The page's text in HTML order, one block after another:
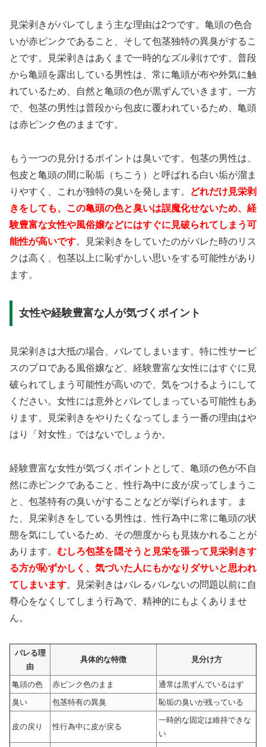
見栄剥きがバレてしまう主な理由は2つです。亀頭の色合
いが赤ピンクであること、そして包茎独特の異臭がするこ
とです。見栄剥きはあくまで一時的なズル剥けです。普段
から亀頭を露出している男性は、常に亀頭が布や外気に触
れているため、自然と亀頭の色が黒ずんでいきます。一方
で、包茎の男性は普段から包皮に覆われているため、亀頭
は赤ピンク色のままです。
もう一つの見分けるポイントは臭いです。包茎の男性は、
包皮と亀頭の間に恥垢（ちこう）と呼ばれる白い垢が溜ま
りやすく、これが独特の臭いを発します。
どれだけ見栄剥
きをしても、この亀頭の色と臭いは誤魔化せないため、経
験豊富な女性や風俗嬢などにはすぐに見破られてしまう可
能性が高いです。見栄剥きをしていたのがバレた時のリス
クは高く、包茎以上に恥ずかしい思いをする可能性があり
ます。
女性や経験豊富な人が気づくポイント
見栄剥きは大抵の場合、バレてしまいます。特に性サービ
スのプロである風俗嬢など、経験豊富な女性にはすぐに見
破られてしまう可能性が高いので、気をつけるようにして
ください。女性には意外とバレてしまっている可能性もあ
ります。見栄剥きをやりたくなってしまう一番の理由はや
はり「対女性」ではないでしょうか。
経験豊富な女性が気づくポイントとして、亀頭の色が不自
然に赤ピンクであること、性行為中に皮が戻ってしまうこ
と、包茎特有の臭いがすることなどが挙げられます。ま
た、見栄剥きをしている男性は、性行為中に常に亀頭の状
態を気にしているため、その態度からも見抜かれることが
あります。 むしろ包茎を隠そうと見栄を張って見栄剥きす
る方が恥ずかしく、気づいた人にもかなりダサいと思われ
てしまいます。見栄剥きはバレるバレないの問題以前に自
尊心をなくしてしまう行為で、精神的にもよくありませ
ん。
バレる理
由
具体的な特徴 見分け方
亀頭の色 赤ピンク色のまま
通常は黒ずんでいるはず
臭い
包茎特有の異臭 恥垢の臭いが残っている
皮の戻り 性行為中に皮が戻る
一時的な固定は維持できな
い